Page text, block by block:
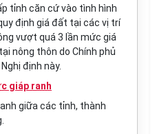
tỉnh căn cứ vào tình hình
định giá đất tại các vị trí
vượt quá 3 lần mức giá
nông thôn do Chính phủ
định này.
giáp ranh
giữa các tỉnh, thành